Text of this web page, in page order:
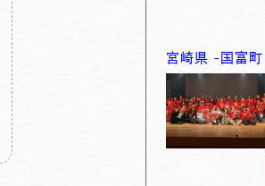
宮崎県 - 国富町